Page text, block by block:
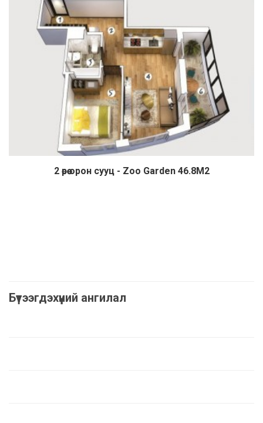
Дэлгэрэнгүй
2 өрөө орон сууц - Zoo Garden 46.8М2
Бүтээгдэхүүний ангилал